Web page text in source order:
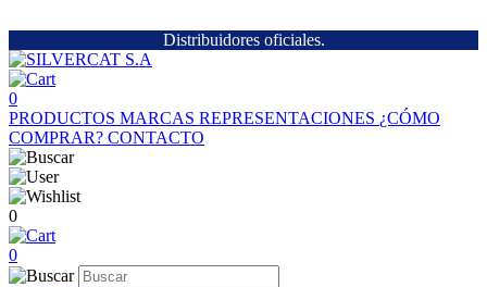
Distribuidores oficiales.
0
PRODUCTOS MARCAS REPRESENTACIONES ¿CÓMO
COMPRAR? CONTACTO
0
0